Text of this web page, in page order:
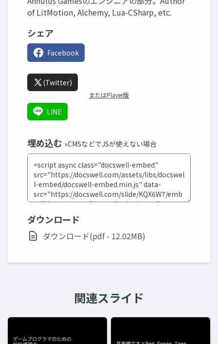
of LitMotion, Alchemy, Lua-CSharp, etc.
シェア
Facebook
(Twitter)
またはPlayer版
LINE
埋め込む »CMSなどでJSが使えない場合
ダウンロード
ダウンロード(pdf - 12.02MB)
関連スライド